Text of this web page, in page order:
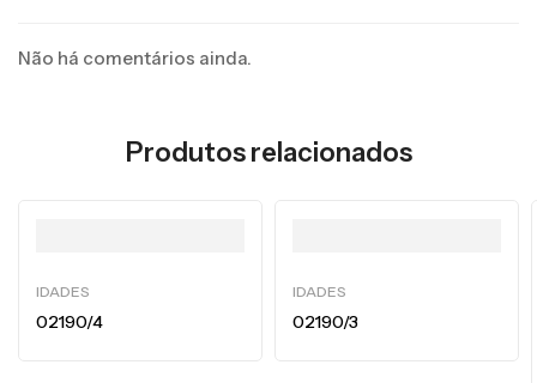
Não há comentários ainda.
Produtos relacionados
IDADES
02190/4
IDADES
02190/3